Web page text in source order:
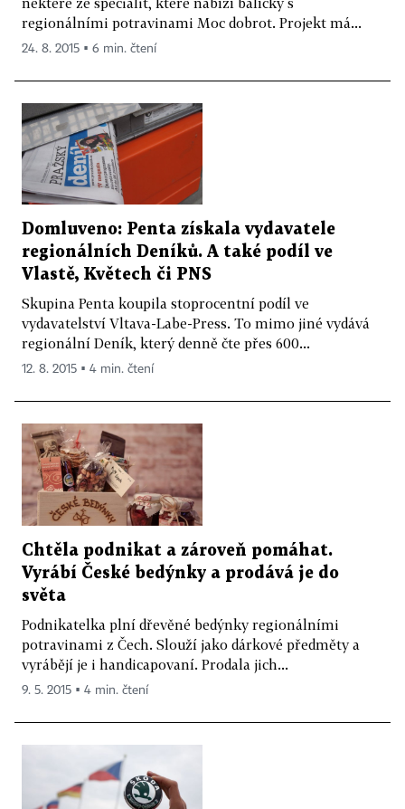
regionálními potravinami Moc dobrot. Projekt má...
24. 8. 2015 ▪ 6 min. čtení
Domluveno: Penta získala vydavatele
regionálních Deníků. A také podíl ve
Vlastě, Květech či PNS
Skupina Penta koupila stoprocentní podíl ve
vydavatelství Vltava-Labe-Press. To mimo jiné vydává
regionální Deník, který denně čte přes 600...
12. 8. 2015 ▪ 4 min. čtení
Chtěla podnikat a zároveň pomáhat.
Vyrábí České bedýnky a prodává je do
světa
Podnikatelka plní dřevěné bedýnky regionálními
potravinami z Čech. Slouží jako dárkové předměty a
vyrábějí je i handicapovaní. Prodala jich...
9. 5. 2015 ▪ 4 min. čtení